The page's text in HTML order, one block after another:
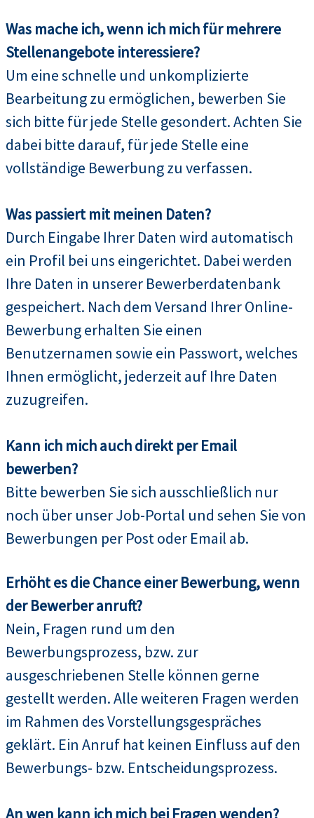
Was mache ich, wenn ich mich für mehrere
Stellenangebote interessiere?
Um eine schnelle und unkomplizierte
Bearbeitung zu ermöglichen, bewerben Sie
sich bitte für jede Stelle gesondert. Achten Sie
dabei bitte darauf, für jede Stelle eine
vollständige Bewerbung zu verfassen.
Was passiert mit meinen Daten?
Durch Eingabe Ihrer Daten wird automatisch
ein Profil bei uns eingerichtet. Dabei werden
Ihre Daten in unserer Bewerberdatenbank
gespeichert. Nach dem Versand Ihrer Online-
Bewerbung erhalten Sie einen
Benutzernamen sowie ein Passwort, welches
Ihnen ermöglicht, jederzeit auf Ihre Daten
zuzugreifen.
Kann ich mich auch direkt per Email
bewerben?
Bitte bewerben Sie sich ausschließlich nur
noch über unser Job-Portal und sehen Sie von
Bewerbungen per Post oder Email ab.
Erhöht es die Chance einer Bewerbung, wenn
der Bewerber anruft?
Nein, Fragen rund um den
Bewerbungsprozess, bzw. zur
ausgeschriebenen Stelle können gerne
gestellt werden. Alle weiteren Fragen werden
im Rahmen des Vorstellungsgespräches
geklärt. Ein Anruf hat keinen Einfluss auf den
Bewerbungs- bzw. Entscheidungsprozess.
An wen kann ich mich bei Fragen wenden?